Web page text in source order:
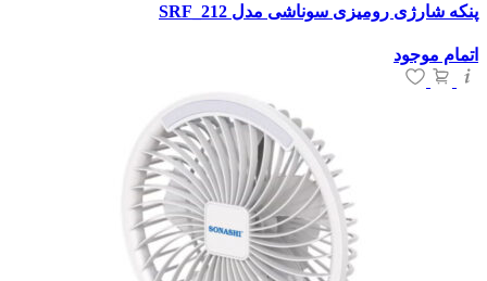
پنکه شارژی رومیزی سوناشی مدل SRF_212
اتمام موجود